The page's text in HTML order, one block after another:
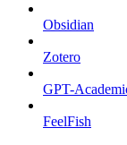
Obsidian
Zotero
GPT-
FeelFish